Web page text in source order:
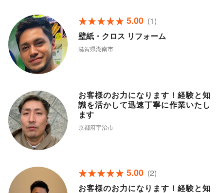
5.00 (1)
壁紙・クロス リフォーム
滋賀県湖南市
お客様のお力になります！経験と知
識を活かして迅速丁寧に作業いたし
ます
京都府宇治市
5.00 (2)
お客様のお力になります！経験と知